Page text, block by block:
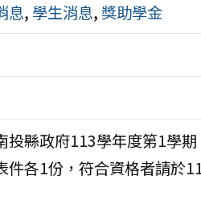
息, 學生消息, 獎助學金
投縣政府113學年度第1學
件各1份，符合資格者請於